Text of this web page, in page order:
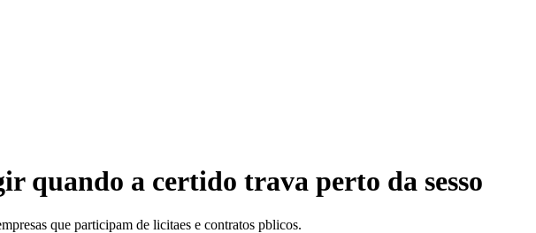
quando a certido trava perto da sesso
que participam de licitaes e contratos pblicos.